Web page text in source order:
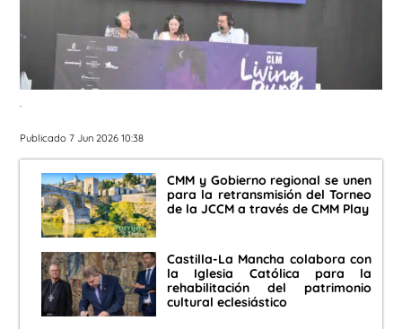
.
Publicado 7 Jun 2026 10:38
CMM y Gobierno regional se unen
para la retransmisión del Torneo
de la JCCM a través de CMM Play
Castilla-La Mancha colabora con
la Iglesia Católica para la
rehabilitación del patrimonio
cultural eclesiástico